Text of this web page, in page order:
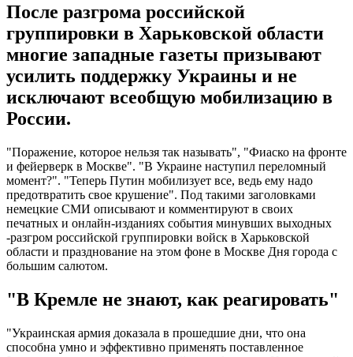
После разгрома российской
группировки в Харьковской области
многие западные газеты призывают
усилить поддержку Украины и не
исключают всеобщую мобилизацию в
России.
"Поражение, которое нельзя так называть", "Фиаско на фронте
и фейерверк в Москве". "В Украине наступил переломный
момент?". "Теперь Путин мобилизует все, ведь ему надо
предотвратить свое крушение". Под такими заголовками
немецкие СМИ описывают и комментируют в своих
печатных и онлайн-изданиях события минувших выходных
-разгром российской группировки войск в Харьковской
области и празднование на этом фоне в Москве Дня города с
большим салютом.
"В Кремле не знают, как реагировать"
"Украинская армия доказала в прошедшие дни, что она
способна умно и эффективно применять поставленное